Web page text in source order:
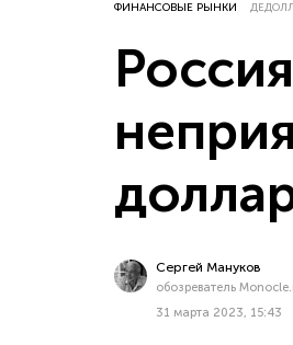
ФИНАНСОВЫЕ РЫНКИ
Сергей Мануков
обозреватель
31 марта 2023, 15:43